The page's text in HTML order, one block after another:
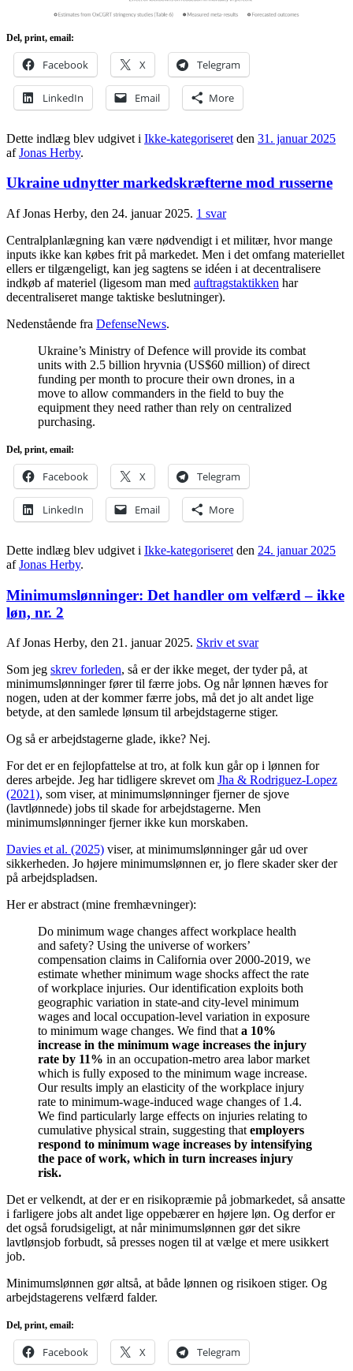
Del, print, email:
Facebook X Telegram
LinkedIn Email More
Dette indlæg blev udgivet i Ikke-kategoriseret den 31. januar 2025
afJonas Herby.
Ukraine udnytter markedskræfterne mod russerne
Af Jonas Herby, den 24. januar 2025. 1 svar
Centralplanlægning kan være nødvendigt i et militær, hvor mange
inputs ikke kan købes frit på markedet. Men i det omfang materiellet
ellers er tilgængeligt, kan jeg sagtens se idéen i at decentralisere
indkøb af materiel (ligesom man med auftragstaktikken har
decentraliseret mange taktiske beslutninger).
Nedenstående fra DefenseNews.
Ukraine’s Ministry of Defence will provide its combat
units with 2.5 billion hryvnia (US$60 million) of direct
funding per month to procure their own drones, in a
move to allow commanders in the field to buy the
equipment they need rather than rely on centralized
purchasing.
Del, print, email:
Facebook X Telegram
LinkedIn Email More
Dette indlæg blev udgivet i Ikke-kategoriseret den 24. januar 2025
afJonas Herby.
Minimumslønninger: Det handler om velfærd – ikke
løn, nr. 2
Af Jonas Herby, den 21. januar 2025. Skriv et svar
Som jeg skrev forleden, så er der ikke meget, der tyder på, at
minimumslønninger fører til færre jobs. Og når lønnen hæves for
nogen, uden at der kommer færre jobs, må det jo alt andet lige
betyde, at den samlede lønsum til arbejdstagerne stiger.
Og så er arbejdstagerne glade, ikke? Nej.
For det er en fejlopfattelse at tro, at folk kun går op i lønnen for
deres arbejde. Jeg har tidligere skrevet om Jha & Rodriguez-Lopez
(2021), som viser, at minimumslønninger fjerner de sjove
(lavtlønnede) jobs til skade for arbejdstagerne. Men
minimumslønninger fjerner ikke kun morskaben.
Davies et al. (2025) viser, at minimumslønninger går ud over
sikkerheden. Jo højere minimumslønnen er, jo flere skader sker der
på arbejdspladsen.
Her er abstract (mine fremhævninger):
Do minimum wage changes affect workplace health
and safety? Using the universe of workers’
compensation claims in California over 2000-2019, we
estimate whether minimum wage shocks affect the rate
of workplace injuries. Our identification exploits both
geographic variation in state-and city-level minimum
wages and local occupation-level variation in exposure
to minimum wage changes. We find thata 10%
increase in the minimum wage increases the injury
rate by 11% in an occupation-metro area labor market
which is fully exposed to the minimum wage increase.
Our results imply an elasticity of the workplace injury
rate to minimum-wage-induced wage changes of 1.4.
We find particularly large effects on injuries relating to
cumulative physical strain, suggesting thatemployers
respond to minimum wage increases by intensifying
the pace of work, which in turn increases injury
risk.
Det er velkendt, at der er en risikopræmie på jobmarkedet, så ansatte
i farligere jobs alt andet lige oppebærer en højere løn. Og derfor er
det også forudsigeligt, at når minimumslønnen gør det sikre
lavtlønsjob forbudt, så presses nogen til at vælge et mere usikkert
job.
Minimumslønnen gør altså, at både lønnen og risikoen stiger. Og
arbejdstagerens velfærd falder.
Del, print, email:
Facebook X Telegram